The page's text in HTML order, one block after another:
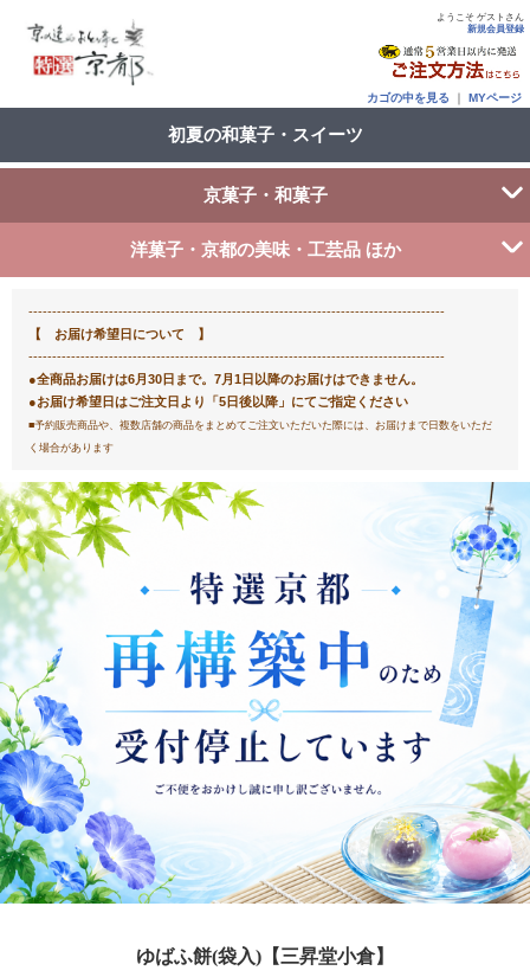
ようこそ ゲストさん
新規会員登録
カゴの中を見る ｜ MYページ
初夏の和菓子・スイーツ
京菓子・和菓子
洋菓子・京都の美味・工芸品 ほか
----------------------------------------------------------------------------------------
【 お届け希望日について 】
----------------------------------------------------------------------------------------
●全商品お届けは6月30日まで。7月1日以降のお届けはできません。
●お届け希望日はご注文日より「5日後以降」にてご指定ください
■予約販売商品や、複数店舗の商品をまとめてご注文いただいた際には、お届けまで日数をいただ
く場合があります
ゆばふ餅(袋入)【三昇堂小倉】